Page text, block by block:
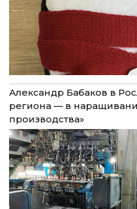
Александр Бабаков в
региона — в
производства»